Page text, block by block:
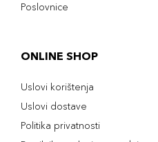
Poslovnice
ONLINE SHOP
Uslovi korištenja
Uslovi dostave
Politika privatnosti